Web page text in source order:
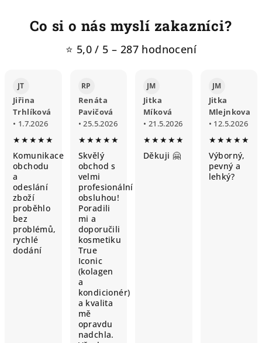
Co si o nás myslí zakazníci?
⭐ 5,0 / 5 – 287 hodnocení
JT
Jiřina
Trhlíková
• 1.7.2026
★★★★★
Komunikace
obchodu
a
odeslání
zboží
proběhlo
bez
problémů,
rychlé
dodání
RP
Renáta
Pavičová
• 25.5.2026
★★★★★
Skvělý
obchod s
velmi
profesionální
obsluhou!
Poradili
mi a
doporučili
kosmetiku
True
Iconic
(kolagen
a
kondicionér)
a kvalita
mě
opravdu
nadchla.
JM
Jitka
Míková
• 21.5.2026
★★★★★
Děkuji 🤗
JM
Jitka
Mlejnkova
• 12.5.2026
★★★★★
Výborný,
pevný a
lehký?